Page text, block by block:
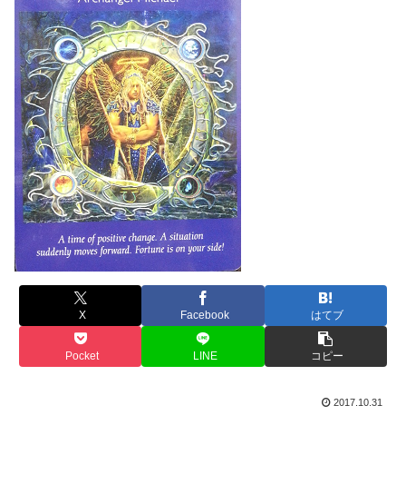
X Facebook はてブ
Pocket LINE コピー
2017.10.31